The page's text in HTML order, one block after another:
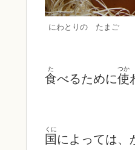
にわとりの たまご
食
た
べるために使
つか
国
くに
によっては、